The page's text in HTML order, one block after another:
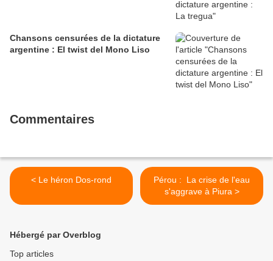
Chansons censurées de la dictature
argentine : El twist del Mono Liso
Commentaires
< Le héron Dos-rond
Pérou : La crise de l'eau
s'aggrave à Piura >
Hébergé par Overblog
Top articles